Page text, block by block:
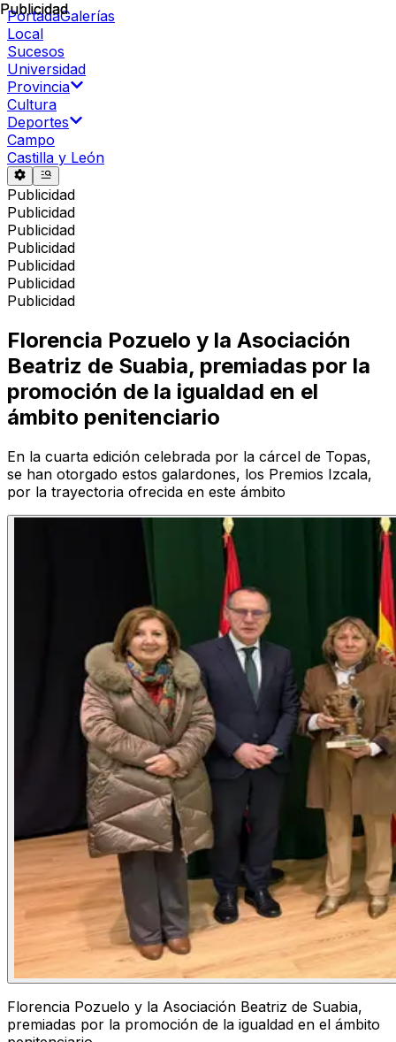
PortadaGalerías
Local
Sucesos
Universidad
Provincia
Cultura
Deportes
Campo
Castilla y León
Publicidad
Publicidad
Publicidad
Publicidad
Publicidad
Publicidad
Publicidad
Publicidad
Florencia Pozuelo y la Asociación
Beatriz de Suabia, premiadas por la
promoción de la igualdad en el
ámbito penitenciario
En la cuarta edición celebrada por la cárcel de Topas,
se han otorgado estos galardones, los Premios Izcala,
por la trayectoria ofrecida en este ámbito
Florencia Pozuelo y la Asociación Beatriz de Suabia,
premiadas por la promoción de la igualdad en el ámbito
Publicidad